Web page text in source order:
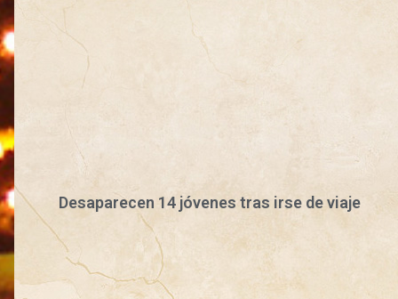
Desaparecen 14 jóvenes tras irse de viaje